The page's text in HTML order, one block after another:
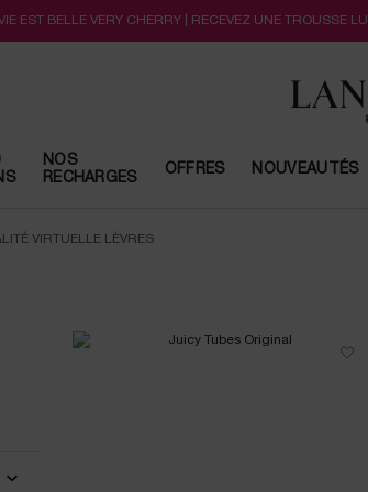
EST BELLE VERY CHERRY | RECEVEZ UNE TROUSSE
NOS
RECHARGES
OFFRES NOUVEAUTÉS
VIRTUELLE LÈVRES